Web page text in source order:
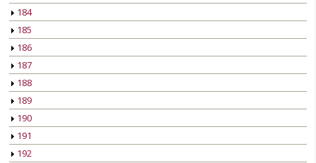
184
185
186
187
188
189
190
191
192